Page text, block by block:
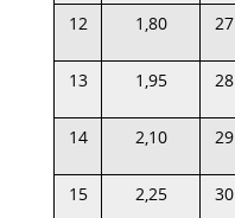
12 1,80 27
13 1,95 28
14 2,10 29
15 2,25 30